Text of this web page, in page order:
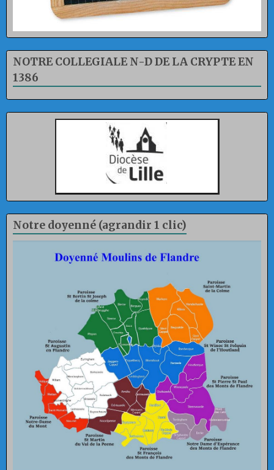
NOTRE COLLEGIALE N-D DE LA CRYPTE EN
1386
Notre doyenné (agrandir 1 clic)